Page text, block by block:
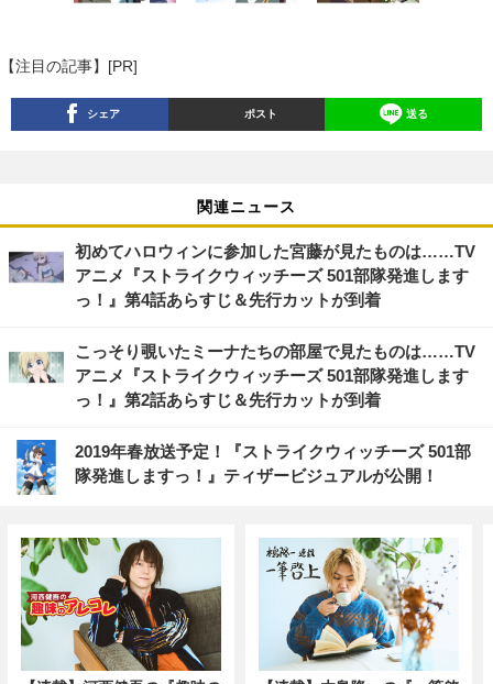
【注目の記事】[PR]
シェア ポスト 送る
関連ニュース
初めてハロウィンに参加した宮藤が見たものは……TV
アニメ『ストライクウィッチーズ 501部隊発進します
っ！』第4話あらすじ＆先行カットが到着
こっそり覗いたミーナたちの部屋で見たものは……TV
アニメ『ストライクウィッチーズ 501部隊発進します
っ！』第2話あらすじ＆先行カットが到着
2019年春放送予定！『ストライクウィッチーズ 501部
隊発進しますっ！』ティザービジュアルが公開！